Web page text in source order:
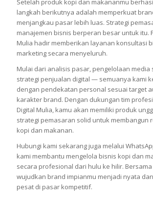
Setelah produk kopi dan makananmu
langkah berikutnya adalah memperkuat
menjangkau pasar lebih luas. Strategi
manajemen bisnis berperan besar untuk itu.
Mulia hadir memberikan layanan konsultasi
marketing secara menyeluruh.
Mulai dari analisis pasar, pengelolaan media
strategi penjualan digital — semuanya kami
dengan pendekatan personal sesuai target
karakter brand. Dengan dukungan tim
Digital Mulia, kamu akan memiliki produk
strategi pemasaran solid untuk membangun
kopi dan makanan.
Hubungi kami sekarang juga melalui
kami membantu mengelola bisnis kopi dan
secara profesional dari hulu ke hilir.
wujudkan brand impianmu menjadi nyata
pesat di pasar kompetitif.